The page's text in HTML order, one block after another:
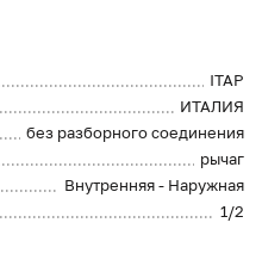
ITAP
ИТАЛИЯ
без разборного соединения
рычаг
Внутренняя - Наружная
1/2